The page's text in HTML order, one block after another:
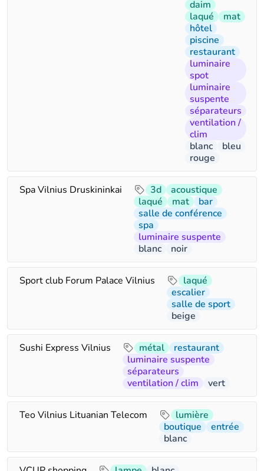
daim
laqué
mat
hôtel
piscine
restaurant
luminaire
spot
luminaire
suspente
séparateurs
ventilation /
clim
blanc
bleu
rouge
Spa Vilnius Druskininkai 3d
acoustique
laqué
mat
bar
salle de conférence
spa
luminaire suspente
blanc
noir
Sport club Forum Palace Vilnius
laqué
escalier
salle de sport
beige
Sushi Express Vilnius métal
restaurant
luminaire suspente
séparateurs
ventilation / clim
vert
Teo Vilnius Lituanian Telecom
lumière
boutique
entrée
blanc